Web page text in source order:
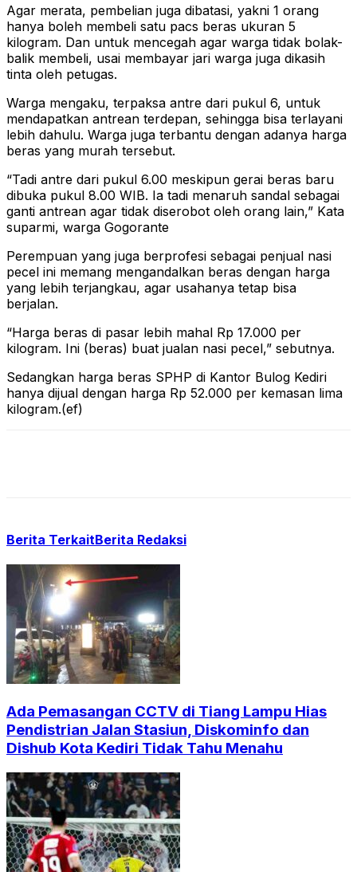
Agar merata, pembelian juga dibatasi, yakni 1 orang
hanya boleh membeli satu pacs beras ukuran 5
kilogram. Dan untuk mencegah agar warga tidak bolak-
balik membeli, usai membayar jari warga juga dikasih
tinta oleh petugas.
Warga mengaku, terpaksa antre dari pukul 6, untuk
mendapatkan antrean terdepan, sehingga bisa terlayani
lebih dahulu. Warga juga terbantu dengan adanya harga
beras yang murah tersebut.
“Tadi antre dari pukul 6.00 meskipun gerai beras baru
dibuka pukul 8.00 WIB. Ia tadi menaruh sandal sebagai
ganti antrean agar tidak diserobot oleh orang lain,” Kata
suparmi, warga Gogorante
Perempuan yang juga berprofesi sebagai penjual nasi
pecel ini memang mengandalkan beras dengan harga
yang lebih terjangkau, agar usahanya tetap bisa
berjalan.
“Harga beras di pasar lebih mahal Rp 17.000 per
kilogram. Ini (beras) buat jualan nasi pecel,” sebutnya.
Sedangkan harga beras SPHP di Kantor Bulog Kediri
hanya dijual dengan harga Rp 52.000 per kemasan lima
kilogram.(ef)
Berita TerkaitBerita Redaksi
Ada Pemasangan CCTV di Tiang Lampu Hias
Pendistrian Jalan Stasiun, Diskominfo dan
Dishub Kota Kediri Tidak Tahu Menahu